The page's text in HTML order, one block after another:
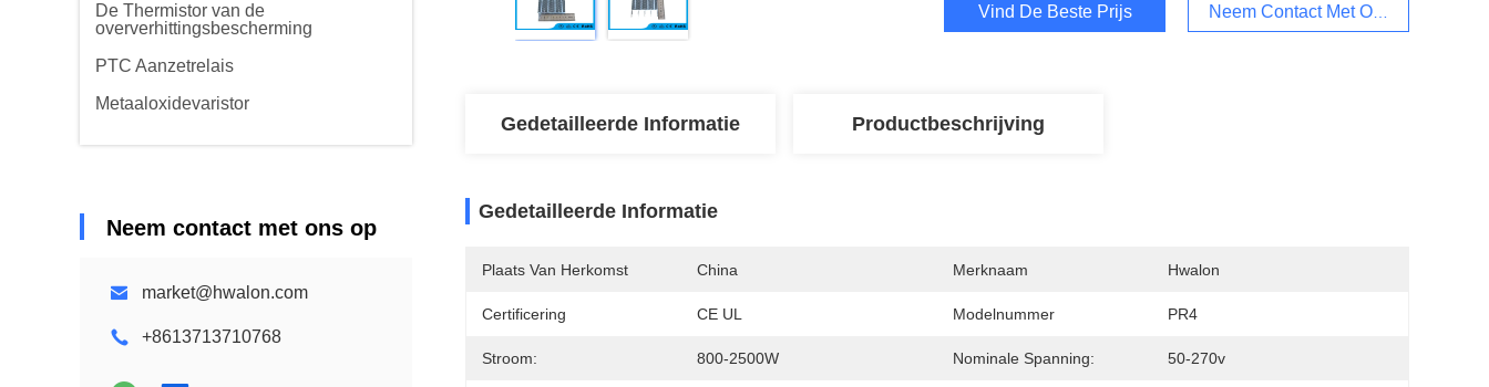
De Thermistor van de
oververhittingsbescherming
PTC Aanzetrelais
Metaaloxidevaristor
Neem contact met ons op
market@hwalon.com
+8613713710768
Vind De Beste Prijs Neem Contact Met Ons Op
Gedetailleerde Informatie Productbeschrijving
Gedetailleerde Informatie
Plaats Van Herkomst China Merknaam Hwalon
Certificering CE UL Modelnummer PR4
Stroom: 800-2500W Nominale Spanning: 50-270v